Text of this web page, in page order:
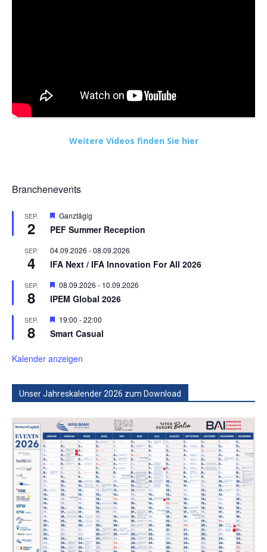
Weitere Videos finden Sie hier
Branchenevents
SEP.
2
Hervorgehoben
Ganztägig
PEF Summer Reception
SEP.
4
04.09.2026 -08.09.2026
IFA Next / IFA Innovation For All 2026
SEP.
8
Hervorgehoben
08.09.2026 - 10.09.2026
IPEM Global 2026
SEP.
8
Hervorgehoben
19:00 -22:00
Smart Casual
Kalender anzeigen
Unser Jahreskalender 2026 zum Download